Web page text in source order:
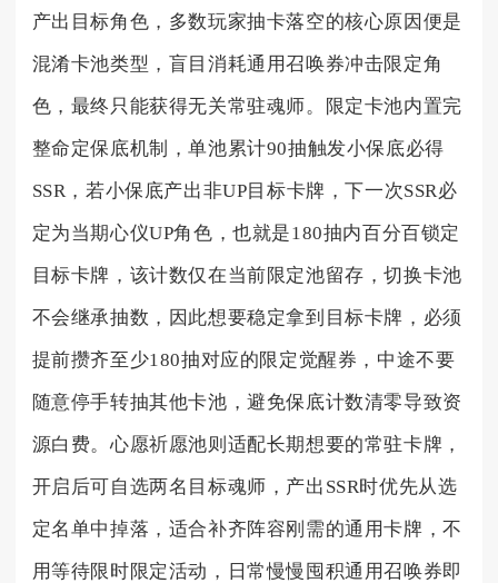
产出目标角色，多数玩家抽卡落空的核心原因便是
混淆卡池类型，盲目消耗通用召唤券冲击限定角
色，最终只能获得无关常驻魂师。限定卡池内置完
整命定保底机制，单池累计90抽触发小保底必得
SSR，若小保底产出非UP目标卡牌，下一次SSR必
定为当期心仪UP角色，也就是180抽内百分百锁定
目标卡牌，该计数仅在当前限定池留存，切换卡池
不会继承抽数，因此想要稳定拿到目标卡牌，必须
提前攒齐至少180抽对应的限定觉醒券，中途不要
随意停手转抽其他卡池，避免保底计数清零导致资
源白费。心愿祈愿池则适配长期想要的常驻卡牌，
开启后可自选两名目标魂师，产出SSR时优先从选
定名单中掉落，适合补齐阵容刚需的通用卡牌，不
用等待限时限定活动，日常慢慢囤积通用召唤券即